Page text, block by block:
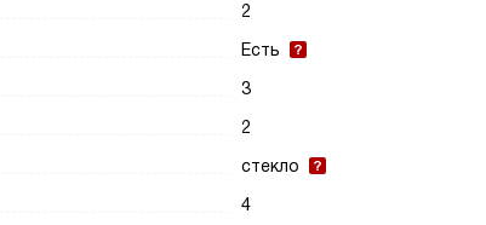
2
Есть
3
2
стекло
4